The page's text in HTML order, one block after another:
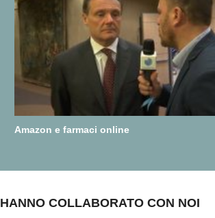
Amazon e farmaci online
HANNO COLLABORATO CON NOI